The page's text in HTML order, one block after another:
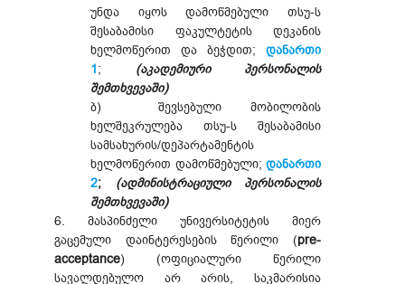
უნდა იყოს დამოწმებული თსუ-ს
შესაბამისი ფაკულტეტის დეკანის
ხელმოწერით და ბეჭდით; დანართი
1; (აკადემიური პერსონალის
შემთხვევაში)
ბ) შევსებული მობილობის
ხელშეკრულება თსუ-ს შესაბამისი
სამსახურის/დეპარტამენტის
ხელმოწერით დამოწმებული; დანართი
2; (ადმინისტრაციული პერსონალის
შემთხვევაში)
6. მასპინძელი უნივერსიტეტის მიერ
გაცემული დაინტერესების წერილი (pre-
acceptance) (ოფიციალური წერილი
სავალდებულო არ არის, საკმარისია